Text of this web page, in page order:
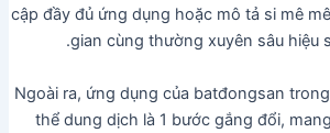
cập đầy đủ ứng dụng hoặc mô tả si mê
gian cùng thường xuyên sâu hiệu
Ngoài ra, ứng dụng của batđongsan
thể dung dịch là 1 bước gắng đổi,